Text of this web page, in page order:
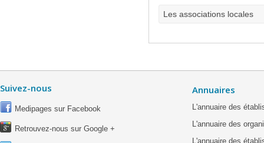
Les associations locales
Suivez-nous
Medipages sur Facebook
Retrouvez-nous sur Google +
Annuaires
L'annuaire des
L'annuaire des
L'annuaire des